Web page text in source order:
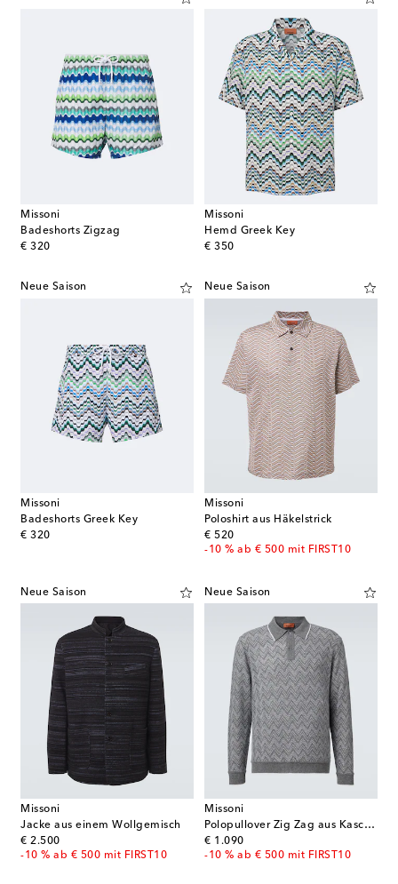
Missoni
Badeshorts Zigzag
€ 320
original price
Missoni
Hemd Greek Key
€ 350
original price
Neue Saison
Missoni
Badeshorts Greek Key
€ 320
original price
Neue Saison
Missoni
Poloshirt aus Häkelstrick
€ 520
original price
-10 % ab € 500 mit FIRST10
Neue Saison
Missoni
Jacke aus einem Wollgemisch
€ 2.500
original price
-10 % ab € 500 mit FIRST10
Neue Saison
Missoni
Polopullover Zig Zag aus Kaschmir
€ 1.090
original price
-10 % ab € 500 mit FIRST10